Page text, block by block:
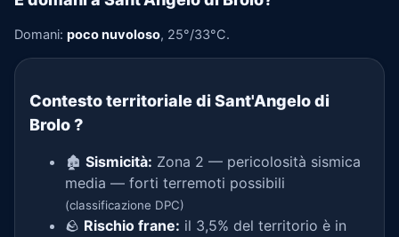
Domani: poco nuvoloso, 25°/33°C.
Contesto territoriale di Sant'Angelo di
Brolo?
🏚️ Sismicità: Zona 2 — pericolosità sismica
media — forti terremoti possibili
(classificazione DPC)
🪨 Rischio frane: il 3,5% del territorio è in